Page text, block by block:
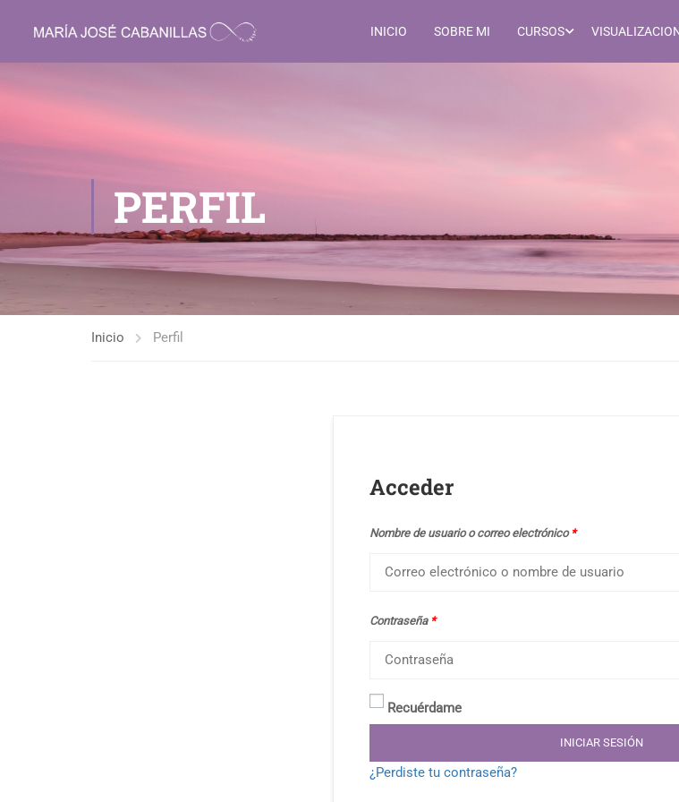
INICIO SOBRE MI CURSOS
PERFIL
Inicio Perfil
Acceder
Nombre de usuario o correo electrónico *
Contraseña *
Recuérdame
INICIAR SESIÓN
¿Perdiste tu contraseña?